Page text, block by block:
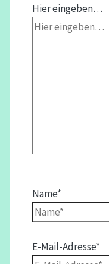
Hier eingeben…
Name*
E-Mail-Adresse*